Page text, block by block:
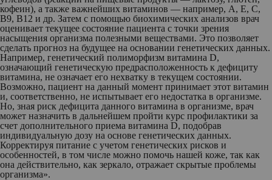
кофеин), а также важнейших витаминов — например, А, Е, С,
B9, В12 и др. Затем с помощью биохимических анализов врач
оценивает текущее состояние пациента с точки зрения
насыщения организма полезными веществами. Это позволяет
сделать прогноз на будущее на основании генетических данных.
Например, генетический полиморфизм витамина D,
означающий генетическую предрасположенность к дефициту
витамина, не означает его нехватку в текущем состоянии.
Возможно, пациент на данный момент принимает этот витамин
и, соответственно, не испытывает его недостатка в организме.
Но, зная риск дефицита данного витамина в организме, врач
может назначить в дальнейшем пройти курс профилактики за
счет дополнительного приема витамина D, подобрав
индивидуальную дозу на основе генетических данных.
Корректируя питание с учетом генетических рисков и
особенностей, в том числе можно помочь нашей коже, так как
она действительно, как зеркало, отражает скрытые проблемы
организма».